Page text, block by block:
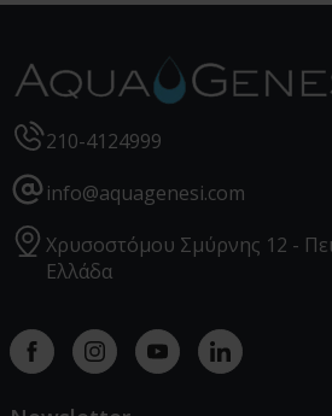
210-4124999
info@aquagenesi.com
Χρυσοστόμου Σμύρνης 12 -
Ελλάδα
Facebookinstagramyoutube linkedin